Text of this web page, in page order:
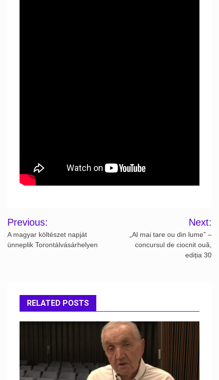
Post
navigation
Previous:
A magyar költészet napját
ünneplik Torontálvásárhelyen
Next:
„Al mai tare ou din lume” –
concursul de ciocnit ouă,
ediția 30
RELATED POSTS